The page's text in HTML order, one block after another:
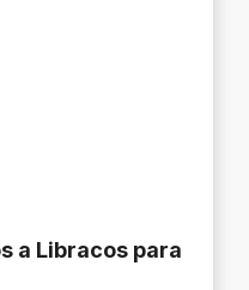
a Libracos para